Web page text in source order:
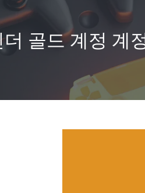
더 골드 계정 계